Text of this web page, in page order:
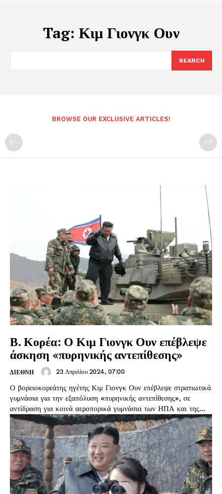
Tag: Κιμ Γιονγκ Ουν
SEARCH
BROWSE OUR EXCLUSIVE ARTICLES!
Β. Κορέα: Ο Κιμ Γιονγκ Ουν επέβλεψε
άσκηση «πυρηνικής αντεπίθεσης»
ΔΙΕΘΝΗ 23 Απριλίου 2024, 07:00
Ο βορειοκορεάτης ηγέτης Κιμ Γιονγκ Ουν επέβλεψε στρατιωτικά
γυμνάσια για την εξαπόλυση «πυρηνικής αντεπίθεσης», σε
αντίδραση για κοινά αεροπορικά γυμνάσια των ΗΠΑ και της...